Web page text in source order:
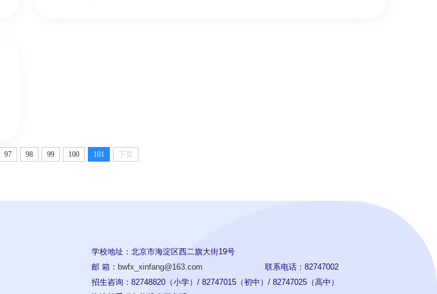
97 98 99 100 101 下页
学校地址：北京市海淀区西二旗大街19号
邮 箱：bwfx_xinfang@163.com
联系电话：82747002
招生咨询：82748820（小学）/ 82747015（初中）/ 82747025（高中）